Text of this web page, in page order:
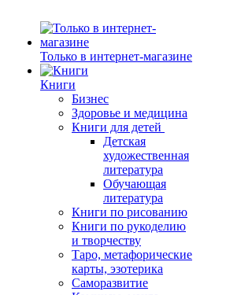
Только в интернет-магазине
Книги
Бизнес
Здоровье и медицина
Книги для детей
Детская
художественная
литература
Обучающая
литература
Книги по рисованию
Книги по рукоделию
и творчеству
Таро, метафорические
карты, эзотерика
Саморазвитие